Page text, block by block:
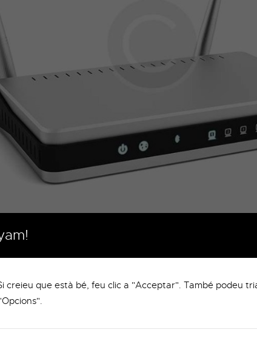
voluptatem sequi nesciunt. Neque porro quisquam est,
numquam eius modi tempora incidunt ut labore et
incididunt ut labore et dolore magna aliqua.
ullamco laboris nisi ut aliquip ex ea commodo
fugiat nulla pariatur. Excepteur sint occaecat cupidatat
unde omnis iste natus error sit.
creieu que està bé, feu clic a "Acceptar". També podeu